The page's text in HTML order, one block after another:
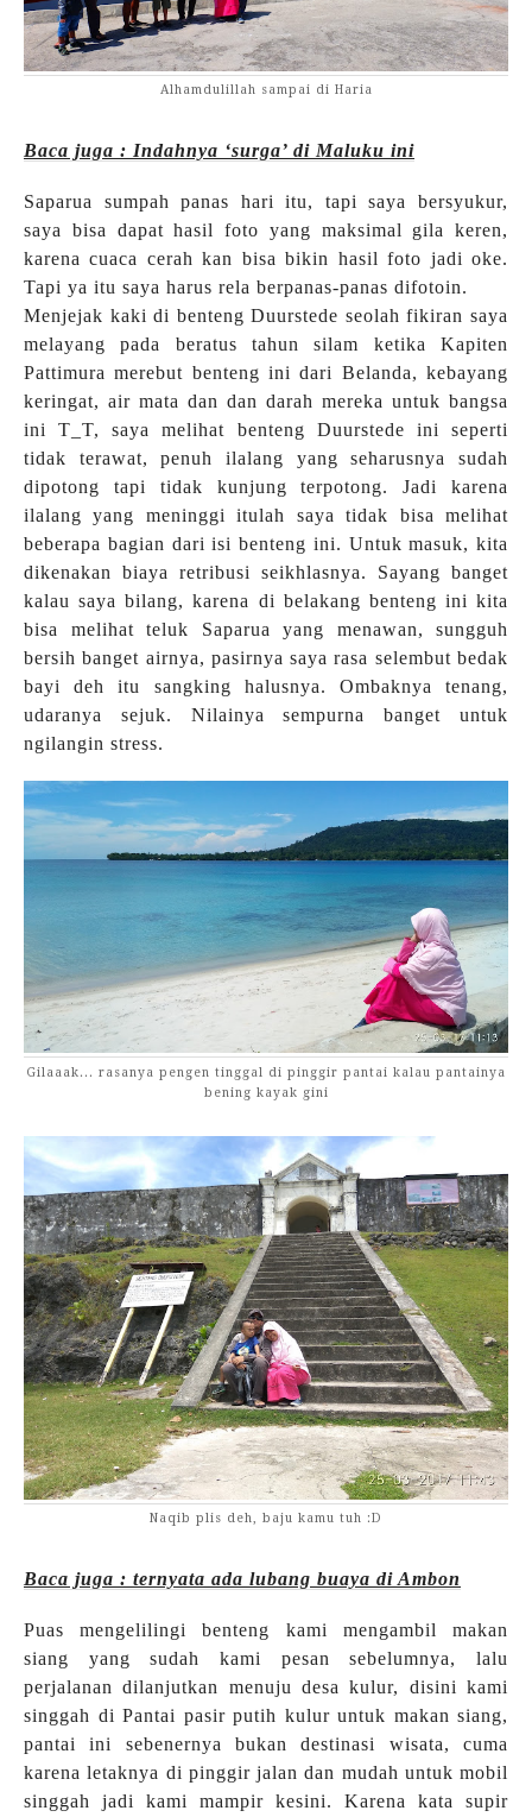
Alhamdulillah sampai di Haria
Baca juga : Indahnya ‘surga’ di Maluku ini
Saparua sumpah panas hari itu, tapi saya bersyukur,
saya bisa dapat hasil foto yang maksimal gila keren,
karena cuaca cerah kan bisa bikin hasil foto jadi oke.
Tapi ya itu saya harus rela berpanas-panas difotoin.
Menjejak kaki di benteng Duurstede seolah fikiran saya
melayang pada beratus tahun silam ketika Kapiten
Pattimura merebut benteng ini dari Belanda, kebayang
keringat, air mata dan dan darah mereka untuk bangsa
ini T_T, saya melihat benteng Duurstede ini seperti
tidak terawat, penuh ilalang yang seharusnya sudah
dipotong tapi tidak kunjung terpotong. Jadi karena
ilalang yang meninggi itulah saya tidak bisa melihat
beberapa bagian dari isi benteng ini. Untuk masuk, kita
dikenakan biaya retribusi seikhlasnya. Sayang banget
kalau saya bilang, karena di belakang benteng ini kita
bisa melihat teluk Saparua yang menawan, sungguh
bersih banget airnya, pasirnya saya rasa selembut bedak
bayi deh itu sangking halusnya. Ombaknya tenang,
udaranya sejuk. Nilainya sempurna banget untuk
ngilangin stress.
Gilaaak... rasanya pengen tinggal di pinggir pantai kalau pantainya
bening kayak gini
Naqib plis deh, baju kamu tuh :D
Baca juga : ternyata ada lubang buaya di Ambon
Puas mengelilingi benteng kami mengambil makan
siang yang sudah kami pesan sebelumnya, lalu
perjalanan dilanjutkan menuju desa kulur, disini kami
singgah di Pantai pasir putih kulur untuk makan siang,
pantai ini sebenernya bukan destinasi wisata, cuma
karena letaknya di pinggir jalan dan mudah untuk mobil
singgah jadi kami mampir kesini. Karena kata supir